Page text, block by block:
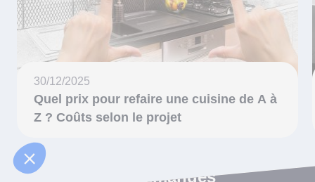
30/12/2025
Quel prix pour refaire une cuisine de A à
Z ? Coûts selon le projet
Les articles recommandés